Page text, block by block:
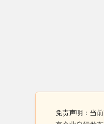
免责声明：当